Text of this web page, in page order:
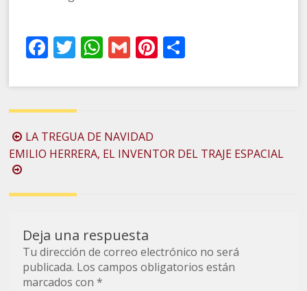
Facebook
Twitter
WhatsApp
GmailPinterest
Navegación
de
la
entrada
LA TREGUA DE NAVIDAD
EMILIO HERRERA, EL INVENTOR DEL TRAJE ESPACIAL
Deja una respuesta
Tu dirección de correo electrónico no será
publicada. Los campos obligatorios están
marcados con*